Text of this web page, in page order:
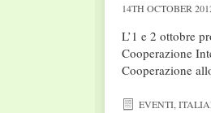
14TH OCTOBER
L’1 e 2 ottobre
Cooperazione
Cooperazione
EVENTI,